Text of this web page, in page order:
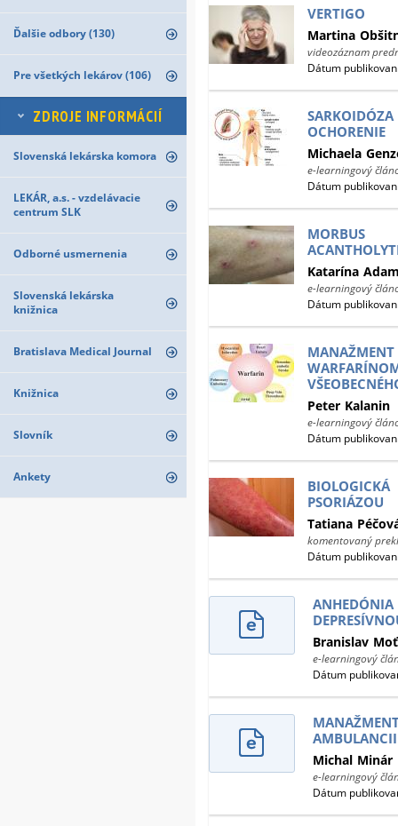
Ďalšie odbory (130)
Pre všetkých lekárov (106)
ZDROJE INFORMÁCIÍ
Slovenská lekárska komora
LEKÁR, a.s. - vzdelávacie
centrum SLK
Odborné usmernenia
Slovenská lekárska
knižnica
Bratislava Medical Journal
Knižnica
Slovník
Ankety
VERTIGO
Martina
videozáznam
Dátum
OCHORENIE
Michaela
e-learningový
Dátum
MORBUS
Katarína
e-learningový
Dátum
MANAŽMENT
Peter Kalanin
e-learningový
Dátum
PSORIÁZOU
Tatiana
komentovaný
Dátum
Branislav
e-learningový
Dátum
AMBULANCII
Michal Minár
e-learningový
Dátum